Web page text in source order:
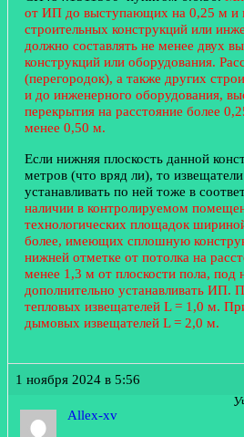
от ИП до выступающих на 0,25 м и
строительных конструкций или
должно составлять не менее двух
конструкций или оборудования.
(перегородок), а также других
и до инженерного оборудования,
перекрытия на расстояние более
менее 0,50 м.
Если нижняя плоскость данной
метров (что вряд ли), то
устанавливать по ней тоже в
наличии в контролируемом
технологических площадок
более, имеющих сплошную
нижней отметке от потолка на
менее 1,3 м от плоскости пола, под
дополнительно устанавливать ИП.
тепловых извещателей L = 1,0 м.
дымовых извещателей L = 2,0 м.
1 ноября 2024 в 5:56
Allex-xv